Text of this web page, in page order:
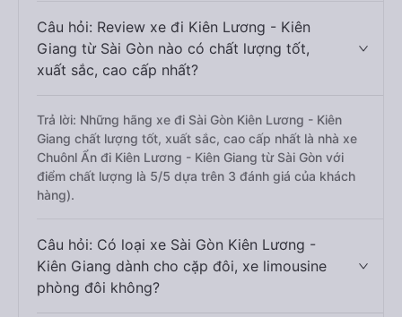
Câu hỏi: Review xe đi Kiên Lương - Kiên
Giang từ Sài Gòn nào có chất lượng tốt,
xuất sắc, cao cấp nhất?
Trả lời: Những hãng xe đi Sài Gòn Kiên Lương - Kiên
Giang chất lượng tốt, xuất sắc, cao cấp nhất là nhà xe
Chuônl Ẩn đi Kiên Lương - Kiên Giang từ Sài Gòn với
điểm chất lượng là 5/5 dựa trên 3 đánh giá của khách
hàng).
Câu hỏi: Có loại xe Sài Gòn Kiên Lương -
Kiên Giang dành cho cặp đôi, xe limousine
phòng đôi không?